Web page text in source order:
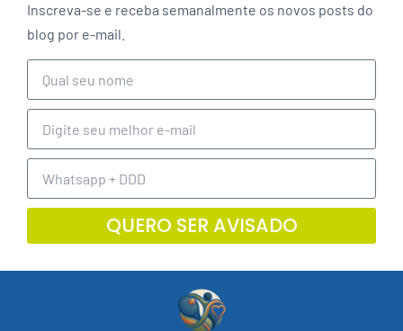
Inscreva-se e receba semanalmente os novos posts do
blog por e-mail.
QUERO SER AVISADO